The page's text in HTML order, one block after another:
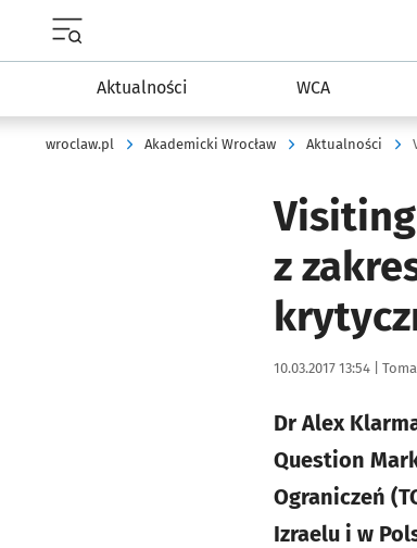
Menu główne portalu wroclaw.pl
Aktualności WCA
wroclaw.pl Akademicki Wrocław Aktualności
z
Data publikacji:
10.03.2017 13:54 |
Dr Alex
Question
Ograniczeń
Izraelu i w